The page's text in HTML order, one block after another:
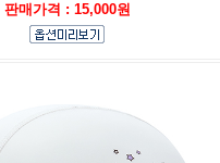
판매가격 : 15,000원